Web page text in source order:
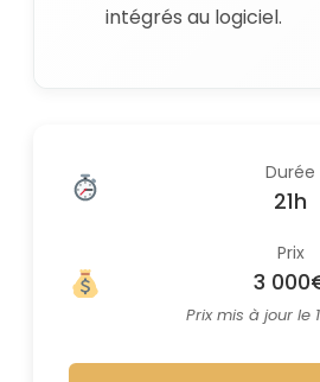
intégrés au logiciel.
Durée
21h
Prix
3
Prix mis à jour le